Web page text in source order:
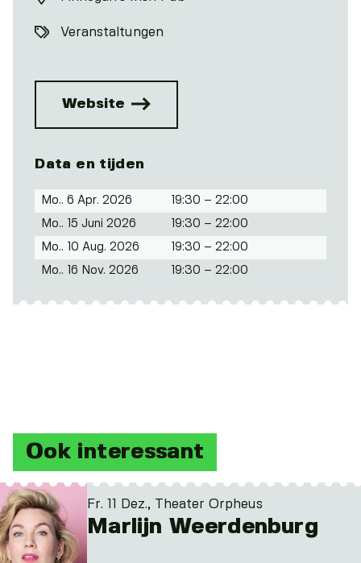
Veranstaltungen
Website
Data en tijden
Mo.. 6 Apr. 2026 19:30 – 22:00
Mo.. 15 Juni 2026 19:30 – 22:00
Mo.. 10 Aug. 2026 19:30 – 22:00
Mo.. 16 Nov. 2026 19:30 – 22:00
Ook interessant
Fr. 11 Dez., Theater Orpheus
Marlijn Weerdenburg